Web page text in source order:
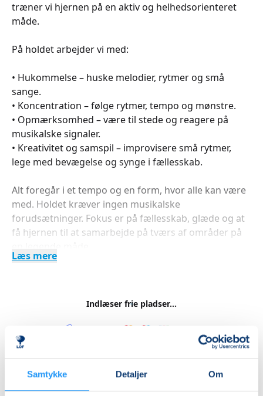
Samtykke Detaljer Om
træner vi hjernen på en aktiv og helhedsorienteret
måde.
På holdet arbejder vi med:
• Hukommelse – huske melodier, rytmer og små
sange.
• Koncentration – følge rytmer, tempo og mønstre.
• Opmærksomhed – være til stede og reagere på
musikalske signaler.
• Kreativitet og samspil – improvisere små rytmer,
lege med bevægelse og synge i fællesskab.
Alt foregår i et tempo og en form, hvor alle kan være
med. Holdet kræver ingen musikalske
forudsætninger. Fokus er på fællesskab, glæde og at
få hjernen til at samarbejde på tværs af områder på
hjernen og samtidig have det sjovt i godt selskab.
Læs mere
Indlæser frie pladser...
Priser